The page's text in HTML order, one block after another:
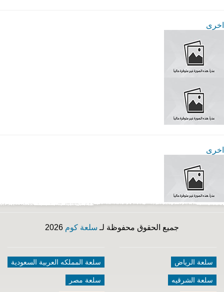
اخرى
اخرى
جميع الحقوق محفوظة لـ سلعة كوم
سلعة الرياض
سلعة الشرقيه
سلعة المملكه العربية السعودية
سلعة مصر